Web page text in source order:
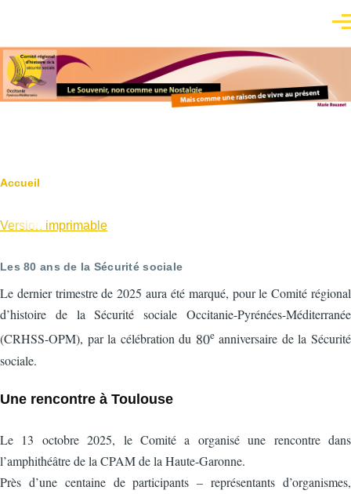
Fil
d'Ariane
Accueil
Version imprimable
Les 80 ans de la Sécurité sociale
Le dernier trimestre de 2025 aura été marqué, pour le Comité régional
d’histoire de la Sécurité sociale Occitanie-Pyrénées-Méditerranée
(CRHSS-OPM), par la célébration du 80eanniversaire de la Sécurité
sociale.
Une rencontre à Toulouse
Le 13 octobre 2025, le Comité a organisé une rencontre dans
l’amphithéâtre de la CPAM de la Haute-Garonne.
Près d’une centaine de participants – représentants d’organismes,